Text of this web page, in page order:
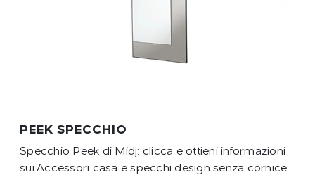
PEEK SPECCHIO
Specchio Peek di Midj: clicca e ottieni informazioni
sui Accessori casa e specchi design senza cornice